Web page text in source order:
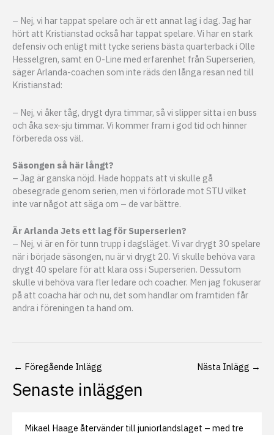
– Nej, vi har tappat spelare och är ett annat lag i dag. Jag har
hört att Kristianstad också har tappat spelare. Vi har en stark
defensiv och enligt mitt tycke seriens bästa quarterback i Olle
Hesselgren, samt en O-Line med erfarenhet från Superserien,
säger Arlanda-coachen som inte räds den långa resan ned till
Kristianstad:
– Nej, vi åker tåg, drygt dyra timmar, så vi slipper sitta i en buss
och åka sex-sju timmar. Vi kommer fram i god tid och hinner
förbereda oss väl.
Säsongen så här långt?
– Jag är ganska nöjd. Hade hoppats att vi skulle gå
obesegrade genom serien, men vi förlorade mot STU vilket
inte var något att säga om – de var bättre.
Är Arlanda Jets ett lag för Superserien?
– Nej, vi är en för tunn trupp i dagsläget. Vi var drygt 30 spelare
när i började säsongen, nu är vi drygt 20. Vi skulle behöva vara
drygt 40 spelare för att klara oss i Superserien. Dessutom
skulle vi behöva vara fler ledare och coacher. Men jag fokuserar
på att coacha här och nu, det som handlar om framtiden får
andra i föreningen ta hand om.
← Föregående Inlägg Nästa Inlägg →
Senaste inläggen
Mikael Haage återvänder till juniorlandslaget – med tre